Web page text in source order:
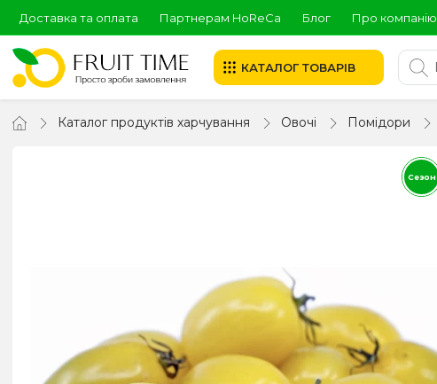
Доставка та оплата Партнерам HoReCa Блог Про компанію
КАТАЛОГ ТОВАРІВ
Каталог продуктів харчування Овочі Помідори
Сезон